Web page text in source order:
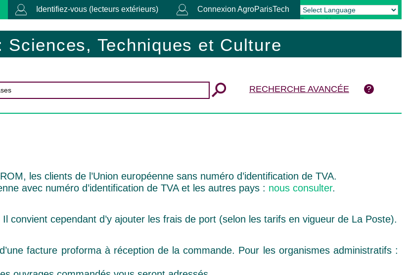
Identifiez-vous (lecteurs extérieurs) Connexion AgroParisTech
Powered by Translate
Sciences, Techniques et Culture
RECHERCHE AVANCÉE
les clients de l’Union européenne sans numéro d’identification de TVA.
avec numéro d’identification de TVA et les autres pays : nous consulter.
convient cependant d’y ajouter les frais de port (selon les tarifs en vigueur de La Poste).
facture proforma à réception de la commande. Pour les organismes administratifs :